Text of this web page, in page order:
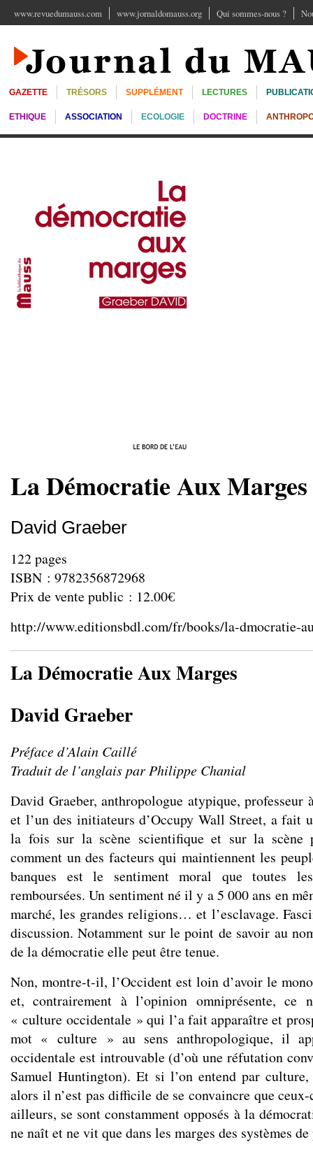
www.revuedumauss.com www.jornaldomauss.org Qui sommes-nous ?
GAZETTE TRÉSORS SUPPLÉMENT LECTURES
ETHIQUE ASSOCIATION ECOLOGIE DOCTRINE
La Démocratie Aux Marges
David Graeber
122 pages
ISBN : 9782356872968
Prix de vente public : 12.00€
http://www.editionsbdl.com/fr/books/la-dmocratie-
La Démocratie Aux Marges
David Graeber
Préface d’Alain Caillé
Traduit de l’anglais par Philippe Chanial
David Graeber, anthropologue atypique,
et l’un des initiateurs d’Occupy Wall Street, a fait
la fois sur la scène scientifique et sur la scène
comment un des facteurs qui maintiennent les
banques est le sentiment moral que toutes
remboursées. Un sentiment né il y a 5 000 ans en
marché, les grandes religions… et l’esclavage.
discussion. Notamment sur le point de savoir au
de la démocratie elle peut être tenue.
Non, montre-t-il, l’Occident est loin d’avoir le
et, contrairement à l’opinion omniprésente, ce
« culture occidentale » qui l’a fait apparaître et
mot « culture » au sens anthropologique, il
occidentale est introuvable (d’où une réfutation
Samuel Huntington). Et si l’on entend par
alors il n’est pas difficile de se convaincre que
ailleurs, se sont constamment opposés à la
ne naît et ne vit que dans les marges des systèmes